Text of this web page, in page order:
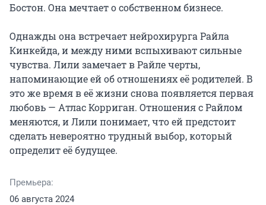
Бостон. Она мечтает о собственном бизнесе.
Однажды она встречает нейрохирурга Райла
Кинкейда, и между ними вспыхивают сильные
чувства. Лили замечает в Райле черты,
напоминающие ей об отношениях её родителей. В
это же время в её жизни снова появляется первая
любовь — Атлас Корриган. Отношения с Райлом
меняются, и Лили понимает, что ей предстоит
сделать невероятно трудный выбор, который
определит её будущее.
Премьера:
06 августа 2024